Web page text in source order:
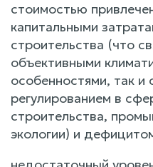
стоимостью
капитальными
строительства (что
объективными
особенностями, так и
регулированием в
строительства,
экологии) и